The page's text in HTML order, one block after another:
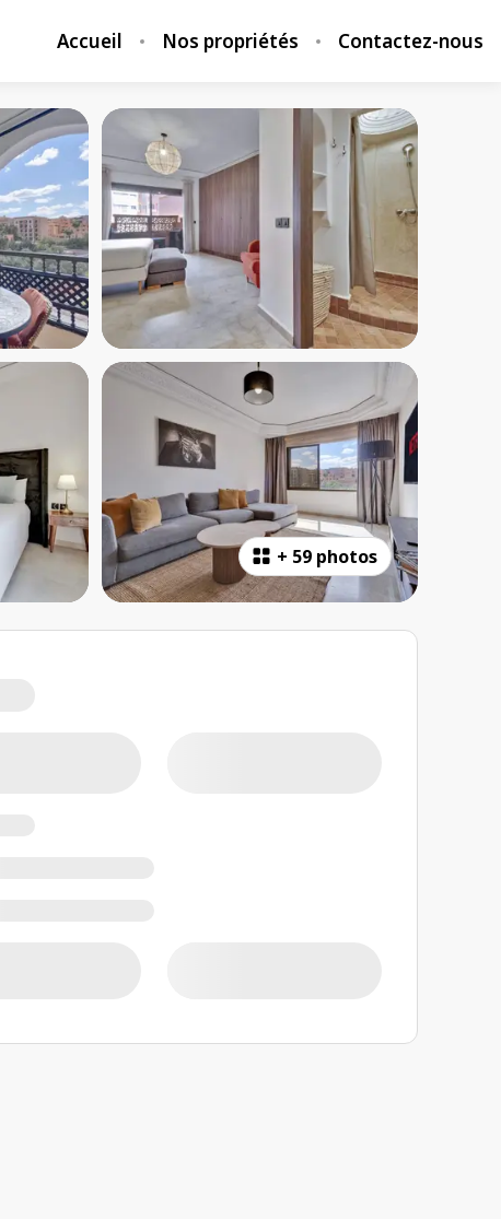
Accueil Nos propriétés Contactez-nous
+ 59 photos